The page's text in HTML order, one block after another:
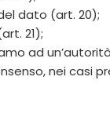
dato (art. 20);
21);
ad
nei casi